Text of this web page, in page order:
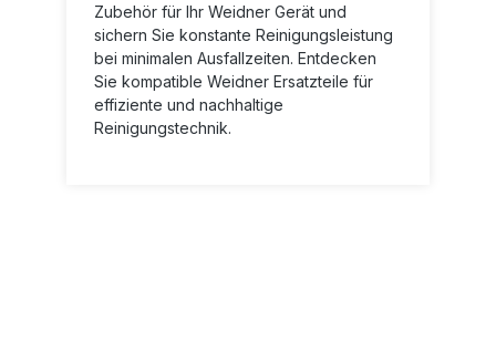
Zubehör für Ihr Weidner Gerät und
sichern Sie konstante Reinigungsleistung
bei minimalen Ausfallzeiten. Entdecken
Sie kompatible Weidner Ersatzteile für
effiziente und nachhaltige
Reinigungstechnik.